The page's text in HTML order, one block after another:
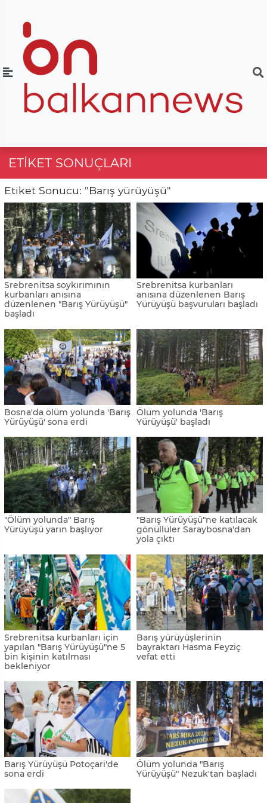
ETIKET SONUÇLARI
Etiket Sonucu: "Barış yürüyüşü"
Srebrenitsa soykırımının
kurbanları anısına
düzenlenen "Barış Yürüyüşü"
başladı
Srebrenitsa kurbanları
anısına düzenlenen Barış
Yürüyüşü başvuruları başladı
Bosna'da ölüm yolunda 'Barış
Yürüyüşü' sona erdi
Ölüm yolunda 'Barış
Yürüyüşü' başladı
"Ölüm yolunda" Barış
Yürüyüşü yarın başlıyor
"Barış Yürüyüşü"ne katılacak
gönüllüler Saraybosna'dan
yola çıktı
Srebrenitsa kurbanları için
yapılan "Barış Yürüyüşü"ne 5
bin kişinin katılması
bekleniyor
Barış yürüyüşlerinin
bayraktarı Hasma Feyziç
vefat etti
Barış Yürüyüşü Potoçari'de
sona erdi
Ölüm yolunda "Barış
Yürüyüşü" Nezuk'tan başladı